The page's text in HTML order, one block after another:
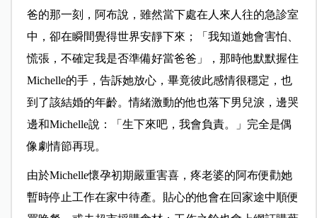
爸的那一刻，阿布說，雖然當下處在人來人往的急診室
中，卻在瞬間覺得世界安靜下來；「我知道她會害怕、
慌張，不確定我是否準備好當爸爸」，那時他默默握住
Michelle的手，告訴她放心，畢竟彼此感情很穩定，也
到了該結婚的年齡。情緒激動的他也落下男兒淚，邊哭
邊和Michelle說：「生下來吧，我會負責。」完全是偶
像劇情節再現。
由於Michelle懷孕初期嚴重害喜，疼老婆的阿布便勸她
暫時停止工作在家中待產。貼心的他會在回家途中順便